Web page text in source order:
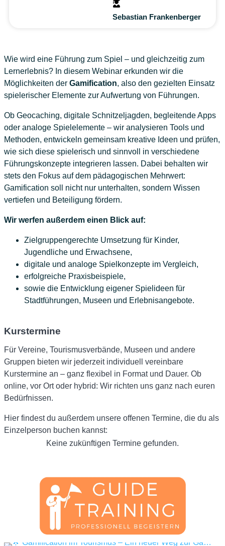
Sebastian Frankenberger
Wie wird eine Führung zum Spiel – und gleichzeitig zum
Lernerlebnis? In diesem Webinar erkunden wir die
Möglichkeiten der Gamification, also den gezielten Einsatz
spielerischer Elemente zur Aufwertung von Führungen.
Ob Geocaching, digitale Schnitzeljagden, begleitende Apps
oder analoge Spielelemente – wir analysieren Tools und
Methoden, entwickeln gemeinsam kreative Ideen und prüfen,
wie sich diese spielerisch und sinnvoll in verschiedene
Führungskonzepte integrieren lassen. Dabei behalten wir
stets den Fokus auf dem pädagogischen Mehrwert:
Gamification soll nicht nur unterhalten, sondern Wissen
vertiefen und Beteiligung fördern.
Wir werfen außerdem einen Blick auf:
Zielgruppengerechte Umsetzung für Kinder,
Jugendliche und Erwachsene,
digitale und analoge Spielkonzepte im Vergleich,
erfolgreiche Praxisbeispiele,
sowie die Entwicklung eigener Spielideen für
Stadtführungen, Museen und Erlebnisangebote.
Kurstermine
Für Vereine, Tourismusverbände, Museen und andere
Gruppen bieten wir jederzeit individuell vereinbare
Kurstermine an – ganz flexibel in Format und Dauer. Ob
online, vor Ort oder hybrid: Wir richten uns ganz nach euren
Bedürfnissen.
Hier findest du außerdem unsere offenen Termine, die du als
Einzelperson buchen kannst:
Keine zukünftigen Termine gefunden.